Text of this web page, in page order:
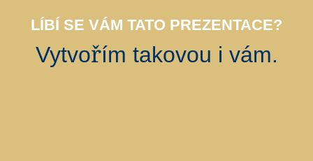
LÍBÍ SE VÁM TATO PREZENTACE?
Vytvořím takovou i vám.